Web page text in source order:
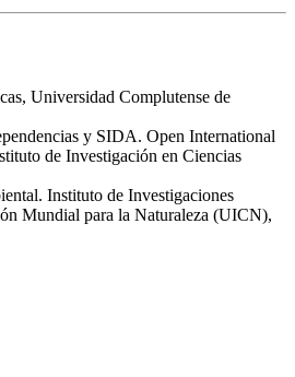
Universidad Complutense de
y SIDA. Open International
de Investigación en Ciencias
Instituto de Investigaciones
Mundial para la Naturaleza (UICN),